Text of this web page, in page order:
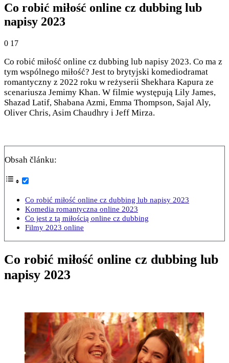
Co robić miłość online cz dubbing lub
napisy 2023
0 17
Co robić miłość online cz dubbing lub napisy 2023. Co ma z
tym wspólnego miłość? Jest to brytyjski komediodramat
romantyczny z 2022 roku w reżyserii Shekhara Kapura ze
scenariusza Jemimy Khan. W filmie występują Lily James,
Shazad Latif, Shabana Azmi, Emma Thompson, Sajal Aly,
Oliver Chris, Asim Chaudhry i Jeff Mirza.
Obsah článku:
Co robić miłość online cz dubbing lub napisy 2023
Komedia romantyczna online 2023
Co jest z tą miłością online cz dubbing
Filmy 2023 online
Co robić miłość online cz dubbing lub
napisy 2023